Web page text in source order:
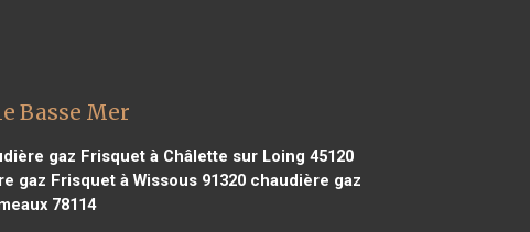
Basse Mer
gaz Frisquet à Châlette sur Loing 45120
gaz Frisquet à Wissous 91320 chaudière gaz
78114